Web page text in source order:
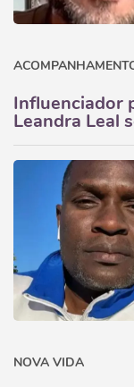
Influenciador
Leandra Leal
NOVA VIDA